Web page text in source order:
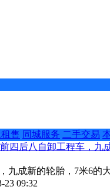
售 同城服务 二手交易
四后八自卸工程车，九
九成新的轮胎，7米6的
09:32